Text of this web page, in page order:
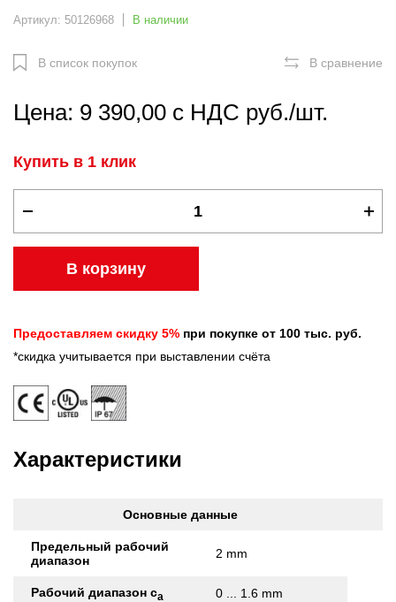
Артикул: 50126968 В наличии
В список покупок В сравнение
Цена: 9 390,00 с НДС руб./шт.
Купить в 1 клик
В корзину
Предоставляем скидку 5% при покупке от 100 тыс. руб.
*скидка учитывается при выставлении счёта
Характеристики
Основные данные
Предельный рабочий
диапазон
2 mm
Рабочий диапазон са 0 ... 1.6 mm